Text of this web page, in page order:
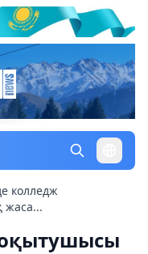
колледж
жаса...
оқытушысы